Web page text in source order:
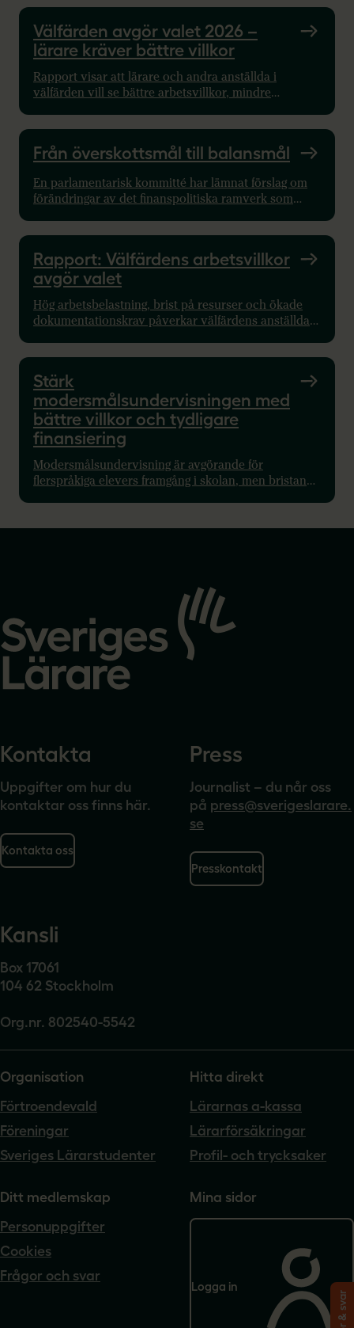
Välfärden avgör valet 2026 –
lärare kräver bättre villkor
Rapport visar att lärare och andra anställda i
välfärden vill se bättre arbetsvillkor, mindre
Från överskottsmål till balansmål
En parlamentarisk kommitté har lämnat förslag om
förändringar av det finanspolitiska ramverk som
lånefinansiering av statliga investeringar med långa
avskrivningscykler.
Rapport: Välfärdens arbetsvillkor
avgör valet
Hög arbetsbelastning, brist på resurser och ökade
dokumentationskrav påverkar välfärdens anställda.
2026.
Stärk
modersmålsundervisningen med
bättre villkor och tydligare
finansiering
Modersmålsundervisning är avgörande för
flerspråkiga elevers framgång i skolan, men bristande
nu en tydlig nationell samordning och hållbar
startsidan
Kontakta
Uppgifter om hur du
kontaktar oss finns här.
Kontakta oss
Press
Journalist – du når oss
på press@sverigeslarare.
se
Presskontakt
Kansli
Box 17061
104 62 Stockholm
Org.nr. 802540-5542
Organisation
Förtroendevald
Föreningar
Sveriges Lärarstudenter
Hitta direkt
Lärarnas a-kassa
Lärarförsäkringar
Profil- och trycksaker
Ditt medlemskap
Personuppgifter
Cookies
Frågor och svar
Mina sidor
Logga in